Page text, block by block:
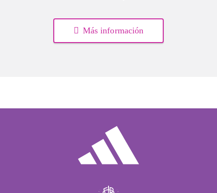
Más información